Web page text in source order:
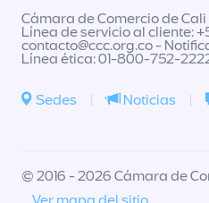
Cámara de Comercio de Cali
Línea de servicio al cliente:
contacto@ccc.org.co-
Línea ética: 01-800-752-
Sedes | Noticias |
© 2016 - 2026 Cámara de